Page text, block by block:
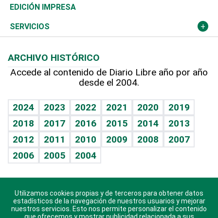
Caribe
Resto del mundo
Global y variable
Economía personal
Novedades
Podcast Arte Libre
Hablando con el pediatra
Vida y familia
Eñe
Celebrando la vida
Sin complejos
En pocas palabras
Escuchando al corazón
Olimpismo
Más deportes
Línea de hit
TBT Deportivo
Noticiero Poteleche
Columnistas
Más firmas
Martes de tecnología
Cambio climático
Deportes
Opinión
Hecho en casa
Guía del dinero
EDICIÓN IMPRESA
SERVICIOS
Cumpleaños
Horóscopos
Juegos
ARCHIVO HISTÓRICO
Accede al contenido de Diario Libre año por año
desde el 2004.
2024 2023 2022 2021 2020
2019
2018
2017 2016 2015 2014
2013
2012
2011 2010 2009 2008
2007
2006
2005 2004
Descarga nuestras aplicaciones para Android, iOS y
sistema Huawei.
Utilizamos cookies propias y de terceros para obtener datos
estadísticos de la navegación de nuestros usuarios y mejorar
nuestros servicios. Esto nos permite personalizar el contenido